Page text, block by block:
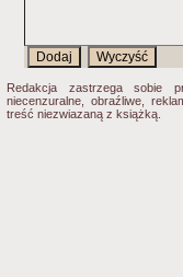
Redakcja zastrzega sobie
niecenzuralne, obraźliwe,
treść niezwiazaną z książką.